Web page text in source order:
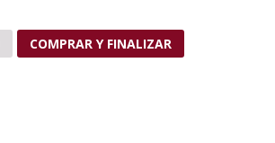
COMPRAR Y FINALIZAR